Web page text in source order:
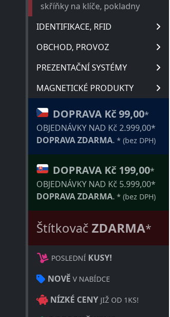
skříňky na klíče, pokladny
IDENTIFIKACE, RFID
OBCHOD, PROVOZ
PREZENTAČNÍ SYSTÉMY
MAGNETICKÉ PRODUKTY
DOPRAVA Kč 99,00*
OBJEDNÁVKY NAD Kč 2.999,00*
DOPRAVA ZDARMA. * (bez DPH)
DOPRAVA Kč 199,00*
OBJEDNÁVKY NAD Kč 5.999,00*
DOPRAVA ZDARMA. * (bez DPH)
Štítkovač ZDARMA*
POSLEDNÍ KUSY!
NOVĚ V NABÍDCE
NÍZKÉ CENY JIŽ OD 1KS!